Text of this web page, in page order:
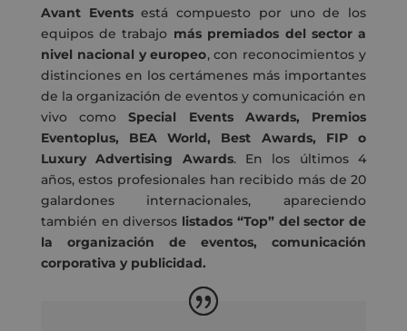
Avant Eventsestá compuesto por uno de los
equipos de trabajo más premiados del sector a
nivel nacional y europeo, con reconocimientos y
distinciones en los certámenes más importantes
de la organización de eventos y comunicación en
vivo comoSpecial Events Awards, Premios
Eventoplus, BEA World, Best Awards, FIP o
Luxury Advertising Awards. En los últimos 4
años, estos profesionales han recibido más de 20
galardones internacionales, apareciendo
también en diversos listados “Top” del sector de
la organización de eventos, comunicación
corporativa y publicidad.